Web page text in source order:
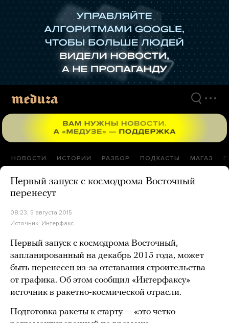
НОВОСТИ ИСТОРИИ РАЗБОР ПОДКАСТЫ МАГАЗ
Первый запуск с космодрома Восточный
перенесут
08:23, 5 августа 2015
Источник: Интерфакс
Первый запуск с космодрома Восточный,
запланированный на декабрь 2015 года, может
быть перенесен из-за отставания строительства
от графика. Об этом сообщил «Интерфаксу»
источник в ракетно-космической отрасли.
Подготовка ракеты к старту — «это четко